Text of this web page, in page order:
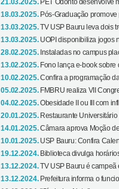
21.03.2025. PET Odonto desenvolve
18.03.2025. Pós-Graduação
13.03.2025.TV USP Bauru leva dois
13.03.2025. UOPI disponibiliza jogos
28.02.2025. Instaladas no campus
13.02.2025. Fono lança e-book sobre
10.02.2025.Confira a programação
05.02.2025. FMBRU realiza VII
04.02.2025.Obesidade II ou III com
20.01.2025. Restaurante
14.01.2025.Câmara aprova Moção
10.01.2025. USP Bauru: Confira
19.12.2024. Biblioteca divulga
13.12.2024.TV USP Bauru é campeã
13.12.2024. Prefeitura informa o